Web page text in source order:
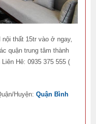
thất 15tr vào ở ngay,
quận trung tâm thành
Hê: 0935 375 555 (
Huyện:Quận Bình